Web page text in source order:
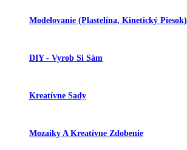
Modelovanie (plastelína, Kinetický Piesok)
DIY - Vyrob Si Sám
Kreatívne Sady
Mozaiky A Kreatívne Zdobenie